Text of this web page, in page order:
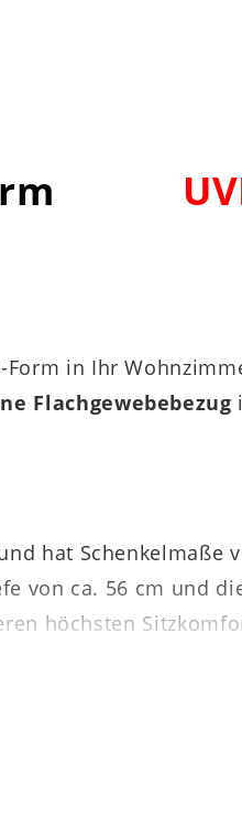
in Ihr
Flachgewebebezug
hat Schenkelmaße
von ca. 56 cm und
höchsten
2,5-Sitzer